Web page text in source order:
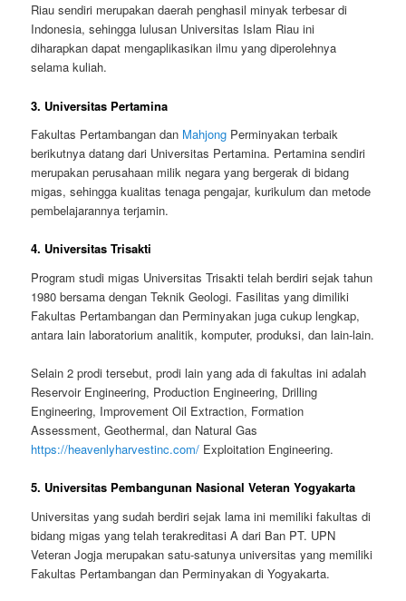
Riau sendiri merupakan daerah penghasil minyak terbesar di
Indonesia, sehingga lulusan Universitas Islam Riau ini
diharapkan dapat mengaplikasikan ilmu yang diperolehnya
selama kuliah.
3. Universitas Pertamina
Fakultas Pertambangan dan Mahjong Perminyakan terbaik
berikutnya datang dari Universitas Pertamina. Pertamina sendiri
merupakan perusahaan milik negara yang bergerak di bidang
migas, sehingga kualitas tenaga pengajar, kurikulum dan metode
pembelajarannya terjamin.
4. Universitas Trisakti
Program studi migas Universitas Trisakti telah berdiri sejak tahun
1980 bersama dengan Teknik Geologi. Fasilitas yang dimiliki
Fakultas Pertambangan dan Perminyakan juga cukup lengkap,
antara lain laboratorium analitik, komputer, produksi, dan lain-lain.
Selain 2 prodi tersebut, prodi lain yang ada di fakultas ini adalah
Reservoir Engineering, Production Engineering, Drilling
Engineering, Improvement Oil Extraction, Formation
Assessment, Geothermal, dan Natural Gas
https://heavenlyharvestinc.com/ Exploitation Engineering.
5. Universitas Pembangunan Nasional Veteran Yogyakarta
Universitas yang sudah berdiri sejak lama ini memiliki fakultas di
bidang migas yang telah terakreditasi A dari Ban PT. UPN
Veteran Jogja merupakan satu-satunya universitas yang memiliki
Fakultas Pertambangan dan Perminyakan di Yogyakarta.